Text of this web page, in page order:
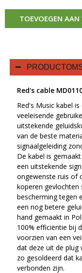
TOEVOEGEN
Red's cable
Red's Music kabel
veeleisende
uitstekende
van de beste
signaalgeleiding
De kabel is
een uitstekende
ongewenste ruis of
koperen gevlochten
bescherming tegen
een nog betere
hand gemaakt in
100% efficiëntie bij
voorzien van een
dat deze uit de
zo gesoldeerd dat
verbonden zijn.